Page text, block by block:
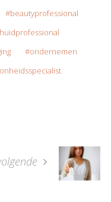
beautyprofessional
huidprofessional
ondernemen